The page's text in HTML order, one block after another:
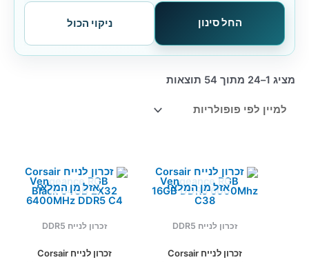
החל סינון ניקוי הכול
מציג 1–24 מתוך 54 תוצאות ממוין
אזל מן המלאי
זכרון לנייח DDR5
זכרון לנייח Corsair
אזל מן המלאי
זכרון לנייח DDR5
זכרון לנייח Corsair